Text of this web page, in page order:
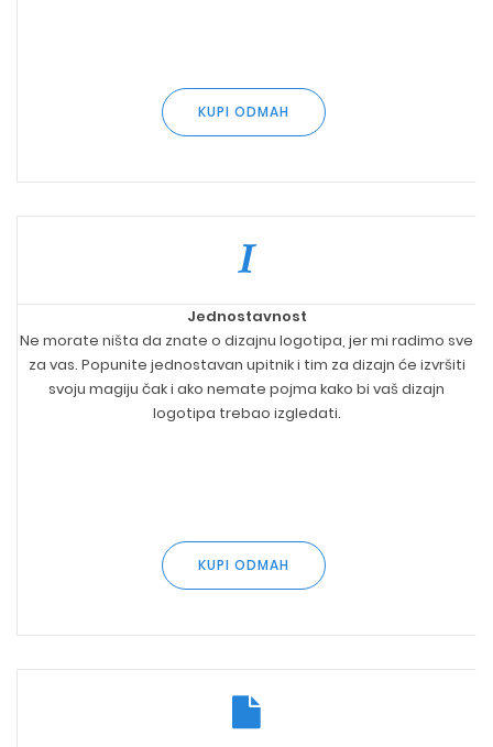
KUPI ODMAH
Jednostavnost
Ne morate ništa da znate o dizajnu logotipa, jer mi radimo sve
za vas. Popunite jednostavan upitnik i tim za dizajn će izvršiti
svoju magiju čak i ako nemate pojma kako bi vaš dizajn
logotipa trebao izgledati.
KUPI ODMAH